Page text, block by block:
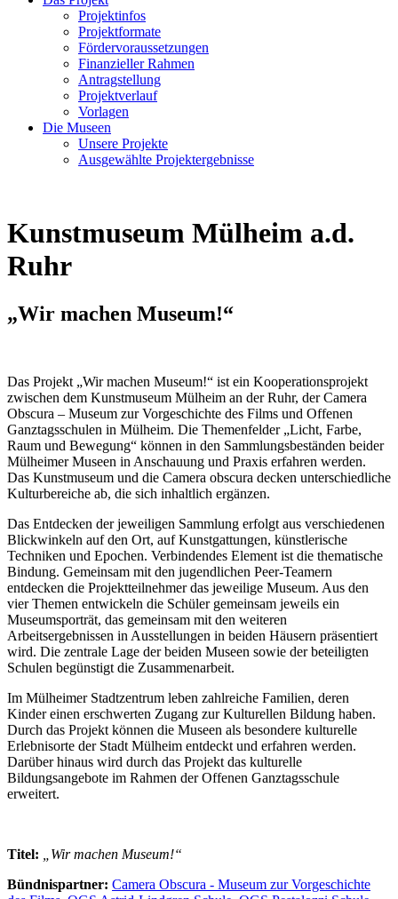
Projektinfos
Projektformate
Fördervoraussetzungen
Finanzieller Rahmen
Antragstellung
Projektverlauf
Vorlagen
Die Museen
Unsere Projekte
Ausgewählte Projektergebnisse
Kunstmuseum Mülheim a.d.
Ruhr
„Wir machen Museum!“
Das Projekt „Wir machen Museum!“ ist ein Kooperationsprojekt
zwischen dem Kunstmuseum Mülheim an der Ruhr, der Camera
Obscura – Museum zur Vorgeschichte des Films und Offenen
Ganztagsschulen in Mülheim. Die Themenfelder „Licht, Farbe,
Raum und Bewegung“ können in den Sammlungsbeständen beider
Mülheimer Museen in Anschauung und Praxis erfahren werden.
Das Kunstmuseum und die Camera obscura decken unterschiedliche
Kulturbereiche ab, die sich inhaltlich ergänzen.
Das Entdecken der jeweiligen Sammlung erfolgt aus verschiedenen
Blickwinkeln auf den Ort, auf Kunstgattungen, künstlerische
Techniken und Epochen. Verbindendes Element ist die thematische
Bindung. Gemeinsam mit den jugendlichen Peer-Teamern
entdecken die Projektteilnehmer das jeweilige Museum. Aus den
vier Themen entwickeln die Schüler gemeinsam jeweils ein
Museumsporträt, das gemeinsam mit den weiteren
Arbeitsergebnissen in Ausstellungen in beiden Häusern präsentiert
wird. Die zentrale Lage der beiden Museen sowie der beteiligten
Schulen begünstigt die Zusammenarbeit.
Im Mülheimer Stadtzentrum leben zahlreiche Familien, deren
Kinder einen erschwerten Zugang zur Kulturellen Bildung haben.
Durch das Projekt können die Museen als besondere kulturelle
Erlebnisorte der Stadt Mülheim entdeckt und erfahren werden.
Darüber hinaus wird durch das Projekt das kulturelle
Bildungsangebote im Rahmen der Offenen Ganztagsschule
erweitert.
Titel:
„Wir machen Museum!“
Bündnispartner: Camera Obscura - Museum zur Vorgeschichte